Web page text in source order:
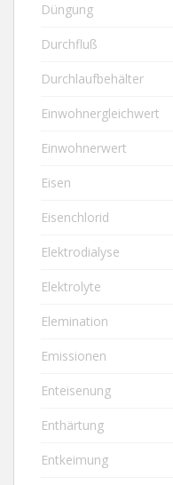
Düngung
Durchfluß
Durchlaufbehälter
Einwohnergleichwert
Einwohnerwert
Eisen
Eisenchlorid
Elektrodialyse
Elektrolyte
Elemination
Emissionen
Enteisenung
Enthärtung
Entkeimung